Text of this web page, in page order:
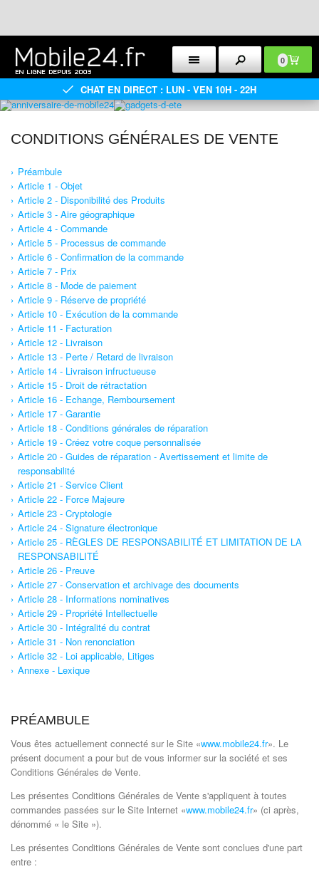
0
CHAT EN DIRECT : LUN - VEN 10H - 22H
CONDITIONS GÉNÉRALES DE VENTE
Préambule
Article 1 - Objet
Article 2 - Disponibilité des Produits
Article 3 - Aire géographique
Article 4 - Commande
Article 5 - Processus de commande
Article 6 - Confirmation de la commande
Article 7 - Prix
Article 8 - Mode de paiement
Article 9 - Réserve de propriété
Article 10 - Exécution de la commande
Article 11 - Facturation
Article 12 - Livraison
Article 13 - Perte / Retard de livraison
Article 14 - Livraison infructueuse
Article 15 - Droit de rétractation
Article 16 - Echange, Remboursement
Article 17 - Garantie
Article 18 - Conditions générales de réparation
Article 19 - Créez votre coque personnalisée
Article 20 - Guides de réparation - Avertissement et limite de
responsabilité
Article 21 - Service Client
Article 22 - Force Majeure
Article 23 - Cryptologie
Article 24 - Signature électronique
Article 25 - RÈGLES DE RESPONSABILITÉ ET LIMITATION DE LA
RESPONSABILITÉ
Article 26 - Preuve
Article 27 - Conservation et archivage des documents
Article 28 - Informations nominatives
Article 29 - Propriété Intellectuelle
Article 30 - Intégralité du contrat
Article 31 - Non renonciation
Article 32 - Loi applicable, Litiges
Annexe - Lexique
PRÉAMBULE
Vous êtes actuellement connecté sur le Site «www.mobile24.fr». Le
présent document a pour but de vous informer sur la société et ses
Conditions Générales de Vente.
Les présentes Conditions Générales de Vente s'appliquent à toutes
commandes passées sur le Site Internet «www.mobile24.fr» (ci après,
dénommé « le Site »).
Les présentes Conditions Générales de Vente sont conclues d'une part
entre :